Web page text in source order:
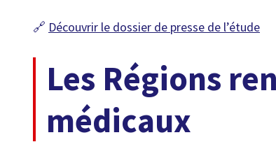
🔗 Découvrir le dossier de presse de l’étude
Les Régions
médicaux